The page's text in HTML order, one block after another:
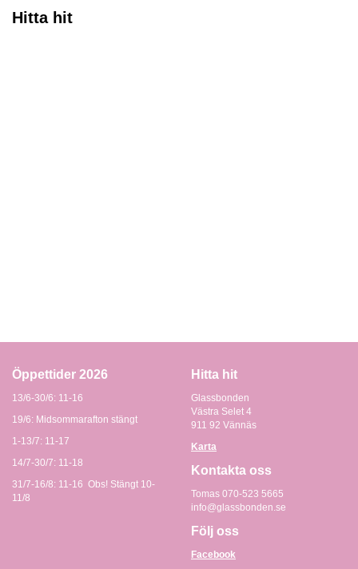
Hitta hit
Öppettider 2026
13/6-30/6: 11-16
19/6: Midsommarafton stängt
1-13/7: 11-17
14/7-30/7: 11-18
31/7-16/8: 11-16 Obs! Stängt 10-
11/8
Hitta hit
Glassbonden
Västra Selet 4
911 92 Vännäs
Karta
Kontakta oss
Tomas 070-523 5665
info@glassbonden.se
Följ oss
Facebook